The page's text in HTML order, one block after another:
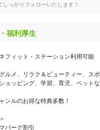
しっかりフォローいたします！
福利厚生
フィット・ステーション利用可能
ルメ、リラク＆ビューティー、スポ
ョッピング、学習、育児、ペットな
ンルのお得な特典多数！
パーク割引